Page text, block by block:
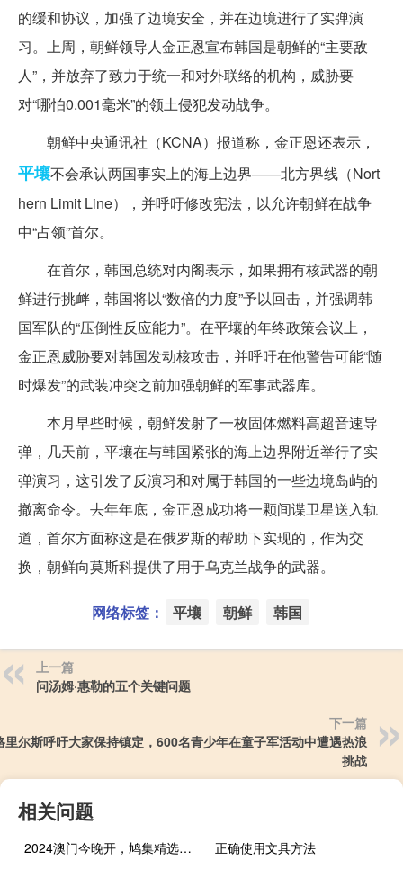
的缓和协议，加强了边境安全，并在边境进行了实弹演
习。上周，朝鲜领导人金正恩宣布韩国是朝鲜的“主要敌
人”，并放弃了致力于统一和对外联络的机构，威胁要
对“哪怕0.001毫米”的领土侵犯发动战争。
朝鲜中央通讯社（KCNA）报道称，金正恩还表示，
平壤不会承认两国事实上的海上边界——北方界线（Nort
hern Limit Line），并呼吁修改宪法，以允许朝鲜在战争
中“占领”首尔。
在首尔，韩国总统对内阁表示，如果拥有核武器的朝
鲜进行挑衅，韩国将以“数倍的力度”予以回击，并强调韩
国军队的“压倒性反应能力”。在平壤的年终政策会议上，
金正恩威胁要对韩国发动核攻击，并呼吁在他警告可能“随
时爆发”的武装冲突之前加强朝鲜的军事武器库。
本月早些时候，朝鲜发射了一枚固体燃料高超音速导
弹，几天前，平壤在与韩国紧张的海上边界附近举行了实
弹演习，这引发了反演习和对属于韩国的一些边境岛屿的
撤离命令。去年年底，金正恩成功将一颗间谍卫星送入轨
道，首尔方面称这是在俄罗斯的帮助下实现的，作为交
换，朝鲜向莫斯科提供了用于乌克兰战争的武器。
网络标签： 平壤 朝鲜 韩国
上一篇
问汤姆·惠勒的五个关键问题
下一篇
里尔斯呼吁大家保持镇定，600名青少年在童子军活动中遭遇热浪
挑战
相关问题
2024澳门今晚开，鸠集精选答案落实_ZC410.295
正确使用文具方法